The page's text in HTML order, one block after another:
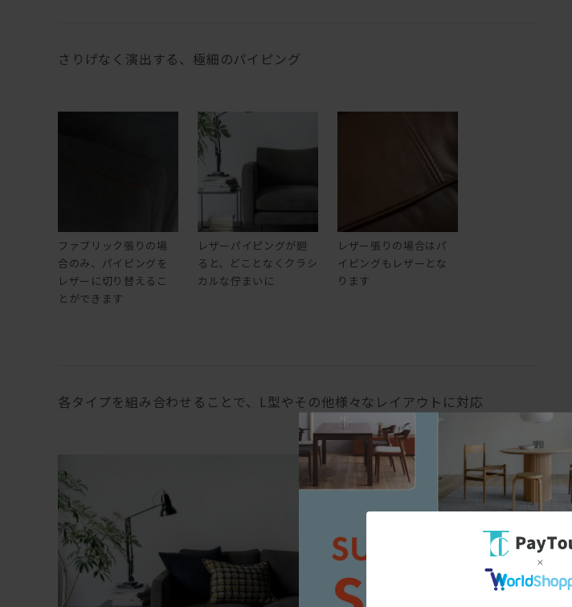
さりげなく演出する、極細のパイピング
ファブリック張りの場
合のみ、パイピングを
レザーに切り替えるこ
とができます
レザーパイピングが廻
ると、どことなくクラシ
カルな佇まいに
レザー張りの場合はパ
イピングもレザーとな
ります
各タイプを組み合わせることで、L型やその他様々なレイアウトに対応